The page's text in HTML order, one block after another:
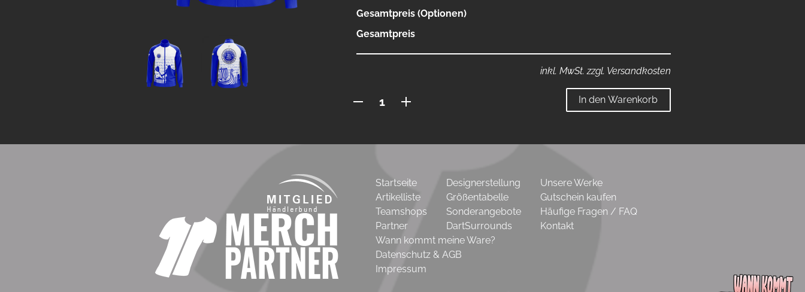
Gesamtpreis (Optionen)
Gesamtpreis
inkl. MwSt. zzgl. Versandkosten
In den Warenkorb
Startseite
Artikelliste
Teamshops
Partner
Designerstellung
Größentabelle
Sonderangebote
DartSurrounds
Unsere Werke
Gutschein kaufen
Häufige Fragen / FAQ
Kontakt
Wann kommt meine Ware?
Datenschutz & AGB
Impressum